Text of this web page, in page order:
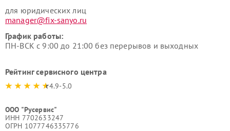
для юридических лиц
manager@fix-sanyo.ru
График работы:
ПН-ВСК с 9:00 до 21:00 без перерывов и выходных
Рейтинг сервисного центра
4.9-5.0
ООО "Русервис"
ИНН 7702633247
ОГРН 1077746335776